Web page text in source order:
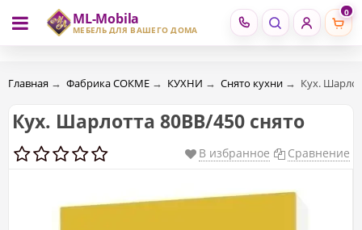
ML-Mobila
МЕБЕЛЬ ДЛЯ ВАШЕГО ДОМА
0
RU RO
Главная → Фабрика СОКМЕ → КУХНИ → Снято кухни → Кух.
Кух. Шарлотта 80ВВ/450 снято
В избранное Сравнение